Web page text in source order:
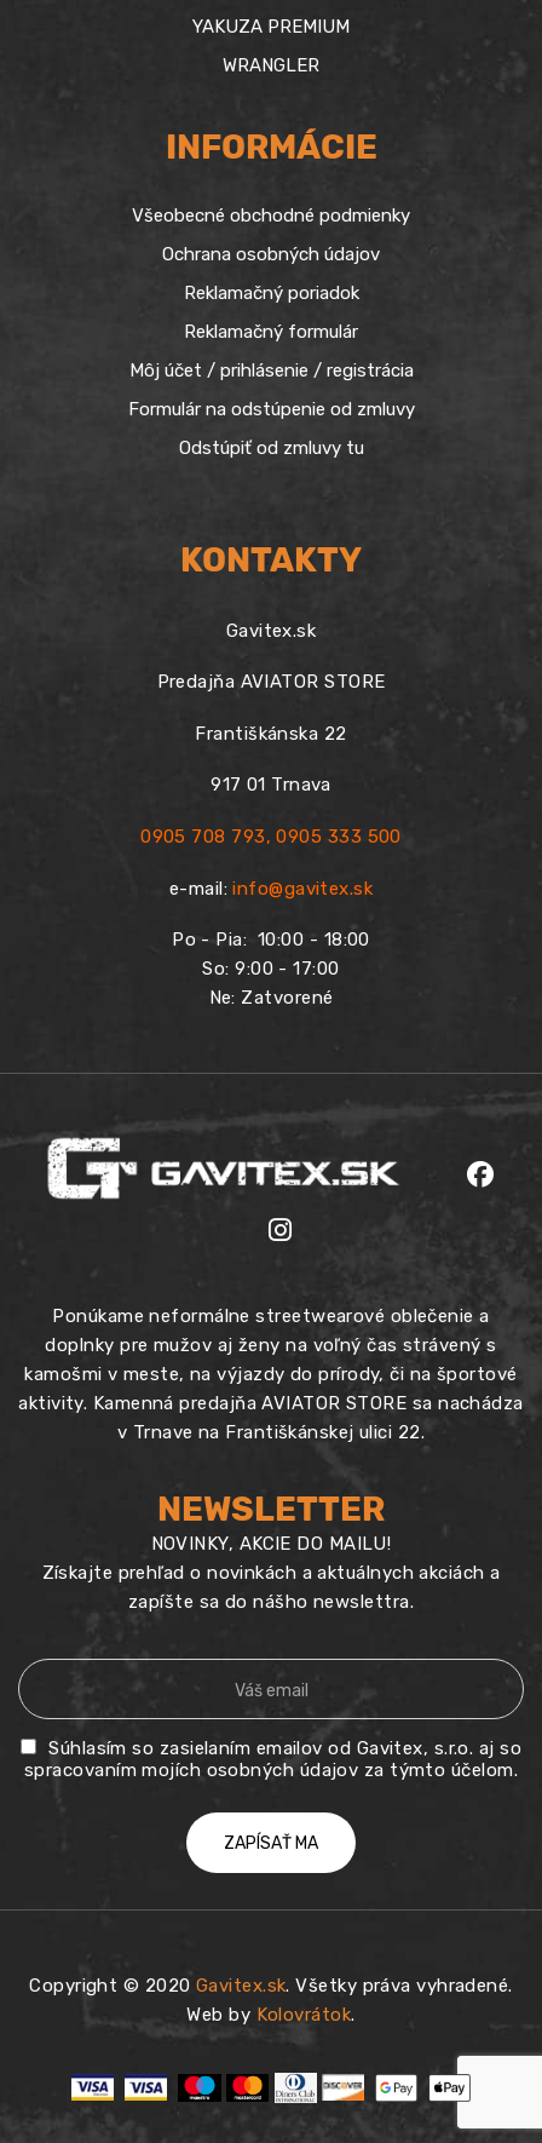
YAKUZA PREMIUM
WRANGLER
INFORMÁCIE
Všeobecné obchodné podmienky
Ochrana osobných údajov
Reklamačný poriadok
Reklamačný formulár
Môj účet / prihlásenie / registrácia
Formulár na odstúpenie od zmluvy
Odstúpiť od zmluvy tu
KONTAKTY
Gavitex.sk
Predajňa AVIATOR STORE
Františkánska 22
917 01 Trnava
0905 708 793,0905 333 500
e-mail:info@gavitex.sk
Po - Pia:10:00 - 18:00
So: 9:00 - 17:00
Ne: Zatvorené
Ponúkame neformálne streetwearové oblečenie a
doplnky pre mužov aj ženy na voľný čas strávený s
kamošmi v meste, na výjazdy do prírody, či na športové
aktivity. Kamenná predajňa AVIATOR STORE sa nachádza
v Trnave na Františkánskej ulici 22.
NEWSLETTER
NOVINKY, AKCIE DO MAILU!
Získajte prehľad o novinkách a aktuálnych akciách a
zapíšte sa do nášho newslettra.
Súhlasím so zasielaním emailov od Gavitex, s.r.o. aj so
spracovaním mojích osobných údajov za týmto účelom.
Copyright © 2020 Gavitex.sk. Všetky práva vyhradené.
Web by Kolovrátok.